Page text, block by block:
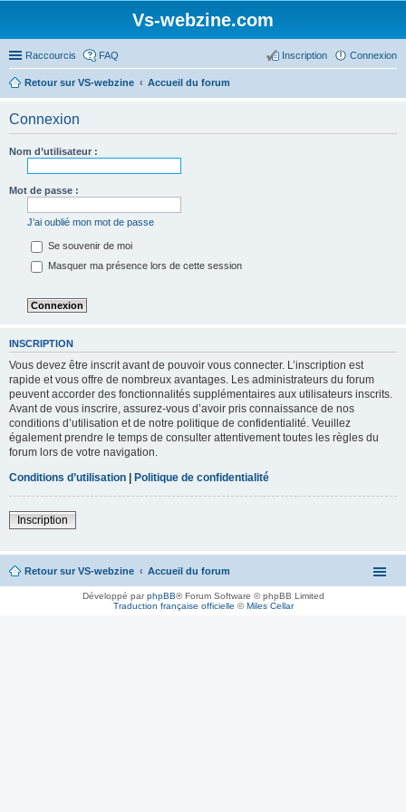
Vs-webzine.com
Raccourcis FAQ Connexion
Inscription
Retour sur VS-webzine Accueil du forum
Connexion
Nom d’utilisateur :
Mot de passe :
J’ai oublié mon mot de passe
Se souvenir de moi
Masquer ma présence lors de cette session
INSCRIPTION
Vous devez être inscrit avant de pouvoir vous connecter. L’inscription est
rapide et vous offre de nombreux avantages. Les administrateurs du forum
peuvent accorder des fonctionnalités supplémentaires aux utilisateurs inscrits.
Avant de vous inscrire, assurez-vous d’avoir pris connaissance de nos
conditions d’utilisation et de notre politique de confidentialité. Veuillez
également prendre le temps de consulter attentivement toutes les règles du
forum lors de votre navigation.
Conditions d’utilisation | Politique de confidentialité
Inscription
Retour sur VS-webzine Accueil du forum
Développé parphpBB® Forum Software © phpBB Limited
Traduction française officielle ©Miles Cellar